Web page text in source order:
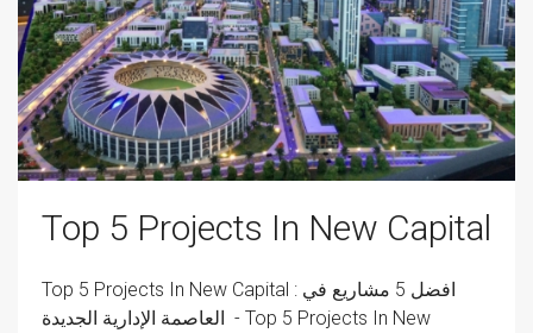
Top 5 Projects In New Capital
Top 5 Projects In New Capital : افضل 5 مشاريع في
العاصمة الإدارية الجديدة - Top 5 Projects In New